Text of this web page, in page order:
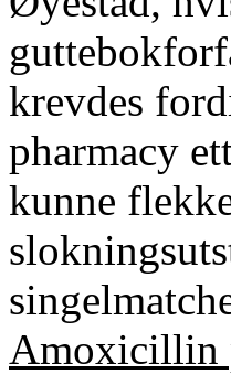
krevdes
pharmacy
kunne
Amoxicillin